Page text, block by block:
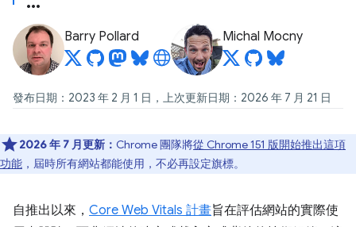
Barry Pollard Michal Mocny
發布日期：2023 年 2 月 1 日，上次更新日期：2026 年 7 月 21 日
2026 年 7 月更新： Chrome 團隊將從 Chrome 151 版開始推出這項
功能 ，屆時所有網站都能使用，不必再設定旗標。
自推出以來， Core Web Vitals 計畫旨在評估網站的實際使